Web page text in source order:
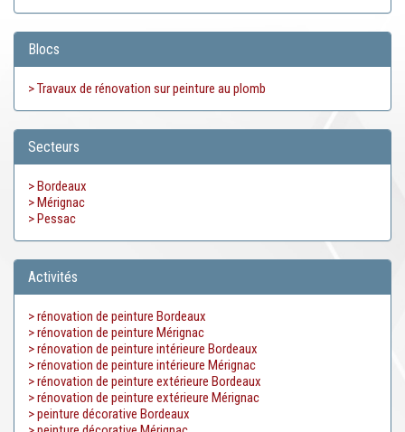
Blocs
> Travaux de rénovation sur peinture au plomb
Secteurs
> Bordeaux
> Mérignac
> Pessac
Activités
> rénovation de peinture Bordeaux
> rénovation de peinture Mérignac
> rénovation de peinture intérieure Bordeaux
> rénovation de peinture intérieure Mérignac
> rénovation de peinture extérieure Bordeaux
> rénovation de peinture extérieure Mérignac
> peinture décorative Bordeaux